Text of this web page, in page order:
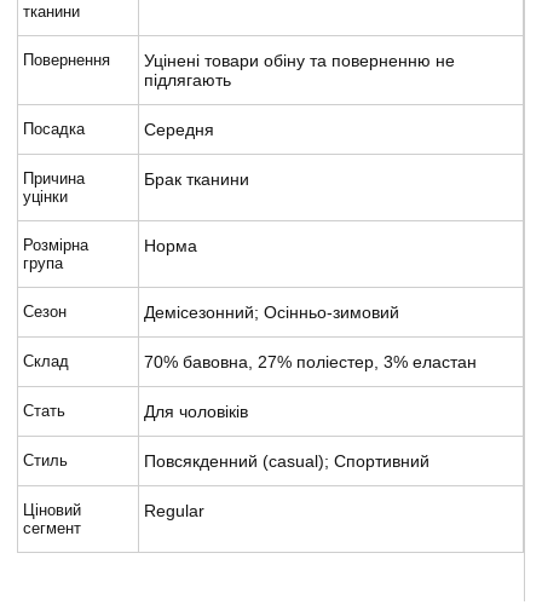
тканини
Повернення
Уцінені товари обіну та поверненню не
підлягають
Посадка Середня
Причина
уцінки
Брак тканини
Розмірна
група
Норма
Сезон Демісезонний; Осінньо-зимовий
Склад 70% бавовна, 27% поліестер, 3% еластан
Стать Для чоловіків
Стиль Повсякденний (casual); Спортивний
Ціновий
сегмент
Regular